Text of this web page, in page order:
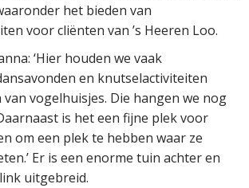
het bieden van
voor cliënten van ’s Heeren Loo.
‘Hier houden we vaak
en knutselactiviteiten
van vogelhuisjes. Die hangen we nog
is het een fijne plek voor
om een plek te hebben waar ze
Er is een enorme tuin achter en
uitgebreid.